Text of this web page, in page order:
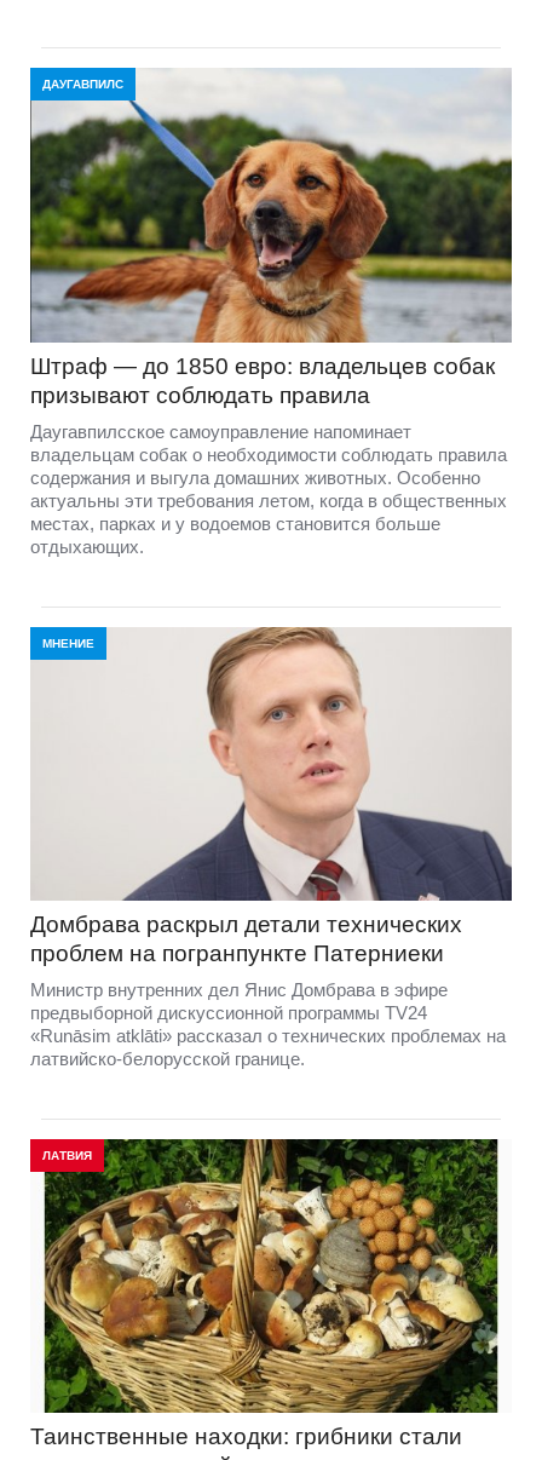
ДАУГАВПИЛС
Штраф — до 1850 евро: владельцев собак
призывают соблюдать правила
Даугавпилсское самоуправление напоминает
владельцам собак о необходимости соблюдать правила
содержания и выгула домашних животных. Особенно
актуальны эти требования летом, когда в общественных
местах, парках и у водоемов становится больше
отдыхающих.
МНЕНИЕ
Домбравa раскрыл детали технических
проблем на погранпункте Патерниеки
Министр внутренних дел Янис Домбрава в эфире
предвыборной дискуссионной программы TV24
«Runāsim atklāti» рассказал о технических проблемах на
латвийско-белорусской границе.
ЛАТВИЯ
Таинственные находки: грибники стали